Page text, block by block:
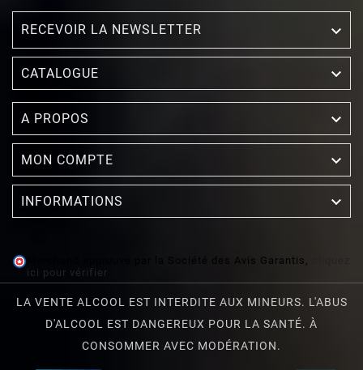
RECEVOIR LA NEWSLETTER 
CATALOGUE 
A PROPOS 
MON COMPTE 
INFORMATIONS 
Marchand approuvé par la Société des Avis Garantis,
ici pour vérifier
LA VENTE ALCOOL EST INTERDITE AUX MINEURS. L'ABUS
D'ALCOOL EST DANGEREUX POUR LA SANTÉ. À
CONSOMMER AVEC MODÉRATION.